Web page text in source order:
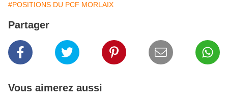
#POSITIONS DU PCF MORLAIX
Partager
Vous aimerez aussi